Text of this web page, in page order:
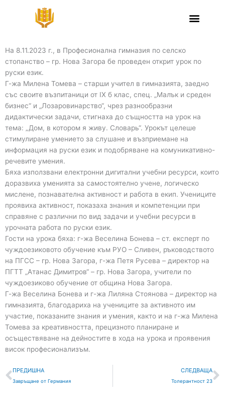
Открит урок по руски език
Открит урок по руски език в ПГСС – гр. Нова Загора
На 8.11.2023 г., в Професионална гимназия по селско
стопанство – гр. Нова Загора бе проведен открит урок по
руски език.
Г-жа Милена Томева – старши учител в гимназията, заедно
със своите възпитаници от IX б клас, спец. „Малък и среден
бизнес“ и „Лозаровинарство“, чрез разнообразни
дидактически задачи, стигнаха до същността на урок на
тема: „Дом, в котором я живу. Словарь“. Урокът целеше
стимулиране умението за слушане и възприемане на
информация на руски език и подобряване на комуникативно-
речевите умения.
Бяха използвани електронни дигитални учебни ресурси, които
доразвиха уменията за самостоятелно учене, логическо
мислене, познавателна активност и работа в екип. Учениците
проявиха активност, показаха знания и компетенции при
справяне с различни по вид задачи и учебни ресурси в
урочната работа по руски език.
Гости на урока бяха: г-жа Веселина Бонева – ст. експерт по
чуждоезиковото обучение към РУО – Сливен, ръководството
на ПГСС – гр. Нова Загора, г-жа Петя Русева – директор на
ПГТТ „Атанас Димитров“ – гр. Нова Загора, учители по
чуждоезиково обучение от община Нова Загора.
Г-жа Веселина Бонева и г-жа Лиляна Стоянова – директор на
гимназията, благодариха на учениците за активното им
участие, показаните знания и умения, както и на г-жа Милена
Томева за креативността, прецизното планиране и
осъществяване на дейностите в хода на урока и проявения
висок професионализъм.
Prev
ПРЕДИШНА
Завръщане от Германия
СЛЕДВАЩА
Толерантност 23